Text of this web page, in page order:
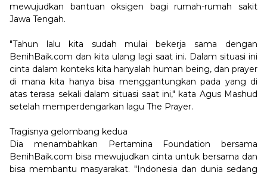
mewujudkan bantuan oksigen bagi rumah-rumah sakit
Jawa Tengah.
"Tahun lalu kita sudah mulai bekerja sama dengan
BenihBaik.com dan kita ulang lagi saat ini. Dalam situasi ini
cinta dalam konteks kita hanyalah human being, dan prayer
di mana kita hanya bisa menggantungkan pada yang di
atas terasa sekali dalam situasi saat ini," kata Agus Mashud
setelah memperdengarkan lagu The Prayer.
Tragisnya gelombang kedua
Dia menambahkan Pertamina Foundation bersama
BenihBaik.com bisa mewujudkan cinta untuk bersama dan
bisa membantu masyarakat. "Indonesia dan dunia sedang